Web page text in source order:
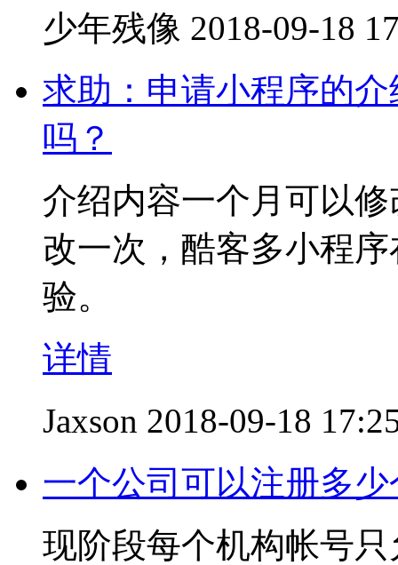
少年残像 2018-09-18
求助：申请小程序的
吗？
介绍内容一个月可以
改一次，酷客多小程
验。
详情
Jaxson 2018-09-18
一个公司可以注册多
现阶段每个机构帐号